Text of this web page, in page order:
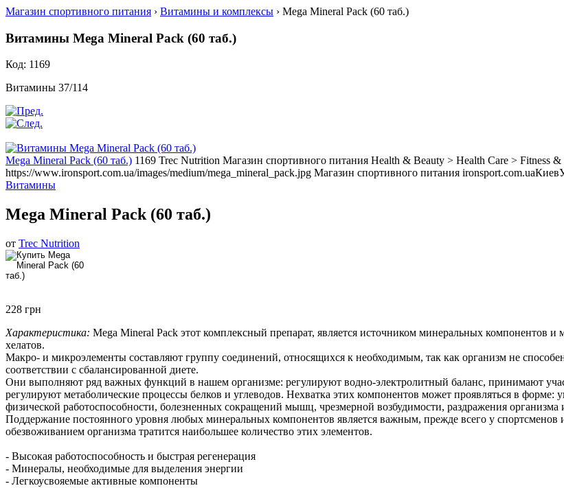
Магазин спортивного питания › Витамины и комплексы › Mega Mineral Pack (60 таб.)
Витамины Mega Mineral Pack (60 таб.)
Код: 1169
Витамины 37/114
Mega Mineral Pack (60 таб.) 1169 Trec Nutrition Магазин спортивного питания Health & Beauty > Health Care > Fitness
https://www.ironsport.com.ua/images/medium/mega_mineral_pack.jpg Магазин спортивного питания ironsport.com.uaКиев
Витамины
Mega Mineral Pack (60 таб.)
от Trec Nutrition
228 грн
Характеристика: Mega Mineral Pack этот комплексный препарат, является источником минеральных компонентов
хелатов.
Макро- и микроэлементы составляют группу соединений, относящихся к необходимым, так как организм не
соответствии с сбалансированной диете.
Они выполняют ряд важных функций в нашем организме: регулируют водно-электролитный баланс, принимают
регулируют метаболические процессы белков и углеводов. Нехватка этих компонентов может проявляться в
физической работоспособности, болезненных сокращений мышц, чрезмерной возбудимости, раздражения организма
Поддержание постоянного уровня любых минеральных компонентов является важным, прежде всего у
обезвоживанием организма тратится наибольшее количество этих элементов.
- Высокая работоспособность и быстрая регенерация
- Минералы, необходимые для выделения энергии
- Легкоусвояемые активные компоненты